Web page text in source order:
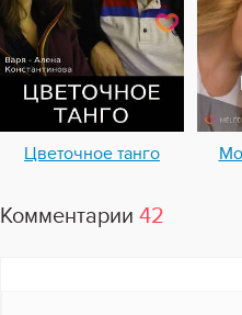
Цветочное танго
Комментарии 42